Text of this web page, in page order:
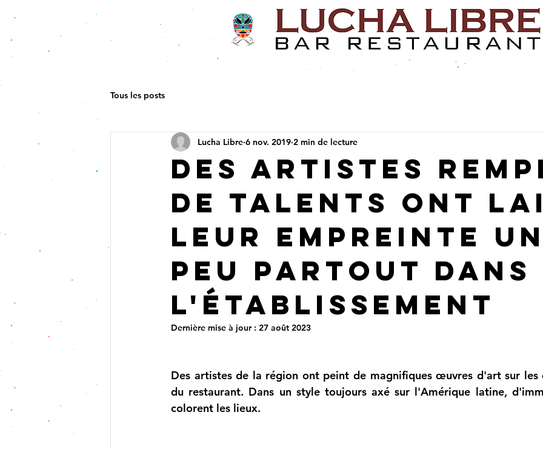
Tous les posts
Des artistes
de talents ont
leur empreinte un
peu partout dans
l'établissement
Lucha Libre 6 nov. 2019 2 min de lecture
Dernière mise à jour : 27 août 2023
Des artistes de la région ont peint de magnifiques œuvres d'art sur les
du restaurant. Dans un style toujours axé sur l'Amérique latine,
colorent les lieux.